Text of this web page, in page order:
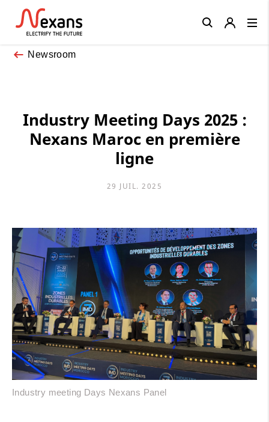
Newsroom
Industry Meeting Days 2025 :
Nexans Maroc en première
ligne
29 JUIL. 2025
Industry meeting Days Nexans Panel
Close